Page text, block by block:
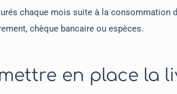
chaque mois suite à la consommation
chèque bancaire ou espèces.
en place la